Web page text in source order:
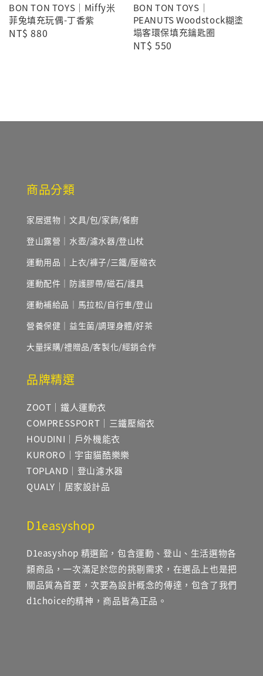
BON TON TOYS｜Miffy米
菲兔填充玩偶-丁香紫
Regular
NT$ 880
BON TON TOYS｜
PEANUTS Woodstock糊塗
塌客環保填充鑰匙圈
Regular
NT$ 550
商品分類
家居選物｜文具/包/家飾/餐廚
登山露營｜水壺/濾水器/登山杖
運動用品｜上衣/褲子/三鐵/壓縮衣
運動配件｜防護膠帶/磁石/護具
運動補給品｜馬拉松/自行車/登山
營養保健｜益生菌/調理身體/好茶
大量採購/禮贈品/客製化/經銷合作
品牌精選
ZOOT｜鐵人運動衣
COMPRESSPORT｜三鐵壓縮衣
HOUDINI｜戶外機能衣
KURORO｜宇宙貓酷樂樂
TOPLAND｜登山濾水器
QUALY｜居家設計品
D1easyshop
D1easyshop 精選館，包含運動、登山、生活選物各
類商品，一次滿足於您的挑剔需求，在選品上也是把
關品質為首要，次要為設計概念的傳達，包含了我們
d1choice的精神，商品皆為正品。